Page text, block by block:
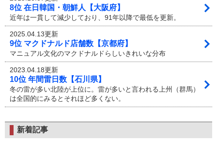
8位 在日韓国・朝鮮人【大阪府】
近年は一貫して減少しており、91年以降で最低を更新。
2025.04.13更新
9位 マクドナルド店舗数【京都府】
マニュアル文化のマクドナルドらしいきれいな分布
2023.04.18更新
10位 年間雷日数【石川県】
冬の雷が多い北陸が上位に。雷が多いと言われる上州（群馬）
は全国的にみるとそれほど多くない。
新着記事